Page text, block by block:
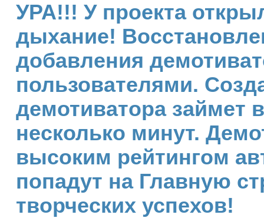
УРА!!! У проекта
дыхание!
добавления
пользователями.
демотиватора займет
несколько минут.
высоким рейтингом
попадут на Главную
творческих успехов!